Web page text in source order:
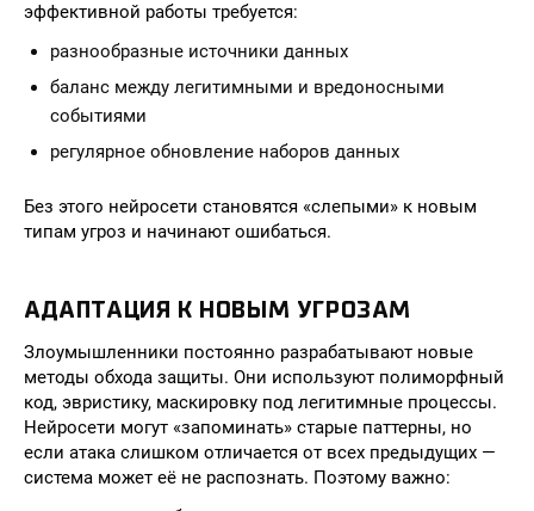
эффективной работы требуется:
разнообразные источники данных
баланс между легитимными и вредоносными
событиями
регулярное обновление наборов данных
Без этого нейросети становятся «слепыми» к новым
типам угроз и начинают ошибаться.
АДАПТАЦИЯ К НОВЫМ УГРОЗАМ
Злоумышленники постоянно разрабатывают новые
методы обхода защиты. Они используют полиморфный
код, эвристику, маскировку под легитимные процессы.
Нейросети могут «запоминать» старые паттерны, но
если атака слишком отличается от всех предыдущих —
система может её не распознать. Поэтому важно: